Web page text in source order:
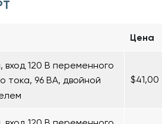
Цена
120 В переменного
тока, 96 ВА, двойной
$41,00